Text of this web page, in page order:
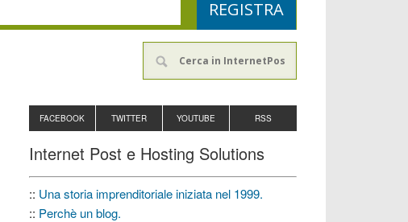
FACEBOOK TWITTER YOUTUBE RSS
Internet Post e Hosting Solutions
:: Una storia imprenditoriale iniziata nel 1999.
:: Perchè un blog.